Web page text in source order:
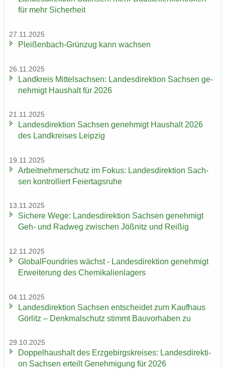
für mehr Si­cher­heit
27.11.2025
Pleißenbach-​Grünzug kann wach­sen
26.11.2025
Land­kreis Mit­tel­sach­sen: Lan­des­di­rek­ti­on Sach­sen ge­
neh­migt Haus­halt für 2026
21.11.2025
Lan­des­di­rek­ti­on Sach­sen ge­neh­migt Haus­halt 2026
des Land­krei­ses Leip­zig
19.11.2025
Ar­beit­neh­mer­schutz im Fokus: Lan­des­di­rek­ti­on Sach­
sen kon­trol­liert Fei­er­tags­ru­he
13.11.2025
Si­che­re Wege: Lan­des­di­rek­ti­on Sach­sen ge­neh­migt
Geh- und Rad­weg zwi­schen Jöß­nitz und Rei­ßig
12.11.2025
Glo­bal­Found­ries wächst - Lan­des­di­rek­ti­on ge­neh­migt
Er­wei­te­rung des Che­mi­ka­li­en­la­gers
04.11.2025
Lan­des­di­rek­ti­on Sach­sen ent­schei­det zum Kauf­haus
Gör­litz – Denk­mal­schutz stimmt Bau­vor­ha­ben zu
29.10.2025
Dop­pel­haus­halt des Erz­ge­birgs­krei­ses: Lan­des­di­rek­ti­
on Sach­sen er­teilt Ge­neh­mi­gung für 2026